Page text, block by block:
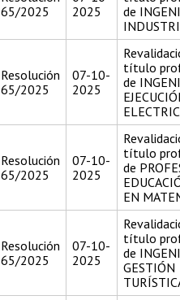
65/2025
2025
de
Resolución
65/2025
07-10-
2025
título
de
Resolución
65/2025
07-10-
2025
título
de
EN
Resolución
65/2025
07-10-
2025
título
de
GESTIÓN